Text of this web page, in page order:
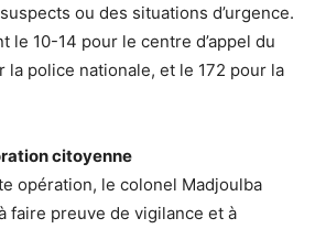
ou des situations d’urgence.
le 10-14 pour le centre d’appel du
la police nationale, et le 172 pour la
citoyenne
opération, le colonel Madjoulba
faire preuve de vigilance et à